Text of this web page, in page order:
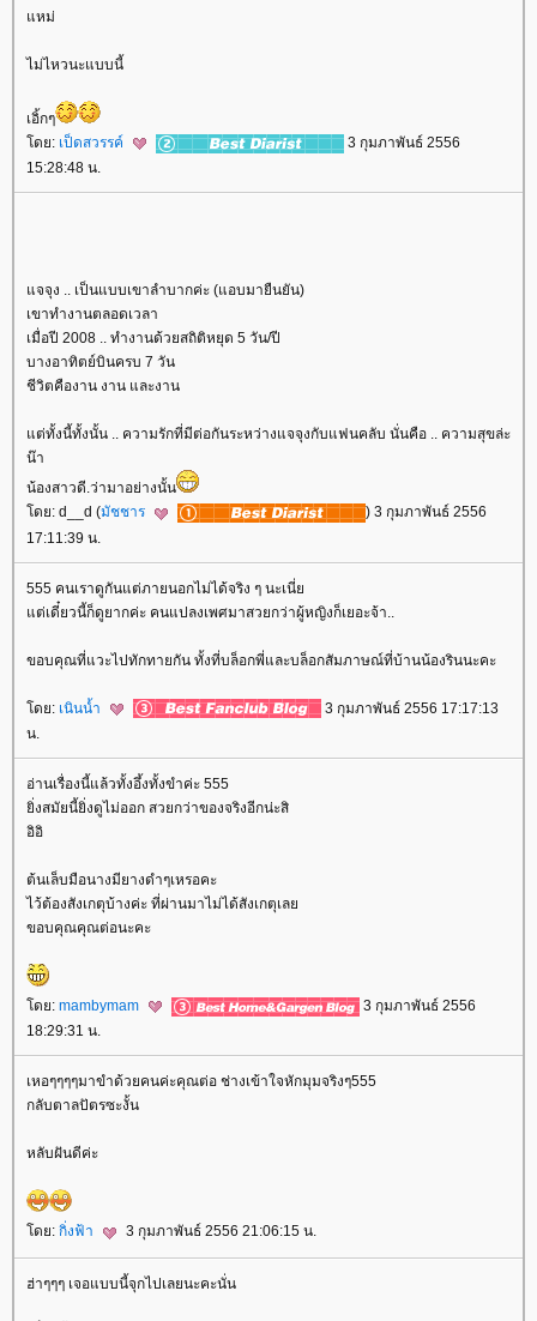
หม่
ไม่ไหวนะแบบนี้
เอิ้กๆ
ดย: เป็ดสวรรค์
3 กุมภาพันธ์ 2556
15:28:48 น.
จจุง .. เป็นแบบเขาลำบากค่ะ (แอบมายืนยัน)
เขาทำงานตลอดเวลา
เมื่อปี 2008 .. ทำงานด้วยสถิติหยุด 5 วัน/ปี
บางอาทิตย์บินครบ 7 วัน
ชีวิตคืองาน งาน และงาน
ต่ทั้งนี้ทั้งนั้น .. ความรักที่มีต่อกันระหว่างแจจุงกับแฟนคลับ นั่นคือ .. ความสุขล่ะ
น๊า
น้องสาวดี.ว่ามาอย่างนั้น
ดย: d__d (มัชชาร
) 3 กุมภาพันธ์ 2556
17:11:39 น.
555 คนเราดูกันแต่ภายนอกไม่ได้จริง ๆ นะเนี่
ต่เดี๋ยวนี้ก็ดูยากค่ะ คนแปลงเพศมาสวยกว่าผู้หญิงก็เยอะจ้า..
ขอบคุณที่แวะไปทักทายกัน ทั้งที่บล็อกพี่และบล็อกสัมภาษณ์ที่บ้านน้องรินนะคะ
ดย: เนินน้ำ
3 กุมภาพันธ์ 2556 17:17:13
น.
อ่านเรื่องนี้แล้วทั้งอึ้งทั้งขำค่ะ 555
ิ่งสมัยนี้ยิ่งดูไม่ออก สวยกว่าของจริงอีกน่ะสิ
อิอิ
ต้นเล็บมือนางมียางดำๆเหรอคะ
ไว้ต้องสังเกตุบ้างค่ะ ที่ผ่านมาไม่ได้สังเกตุเล
ขอบคุณคุณต่อนะคะ
ดย: mambymam
3 กุมภาพันธ์ 2556
18:29:31 น.
เหอๆๆๆๆมาขำด้วยคนค่ะคุณต่อ ช่างเข้าใจหักมุมจริงๆ555
กลับตาลปัตรซะงั้น
หลับฝันดีค่ะ
ดย: กิ่งฟ้า 3 กุมภาพันธ์ 2556 21:06:15 น.
ฮ่าๆๆๆ เจอแบบนี้จุกไปเลยนะคะนั่น